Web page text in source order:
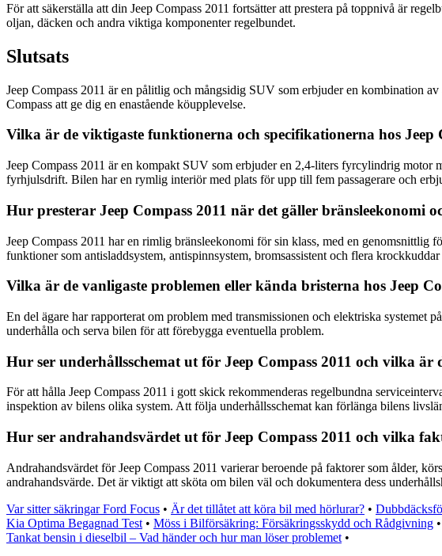
För att säkerställa att din Jeep Compass 2011 fortsätter att prestera på toppnivå är
oljan, däcken och andra viktiga komponenter regelbundet.
Slutsats
Jeep Compass 2011 är en pålitlig och mångsidig SUV som erbjuder en kombination
Compass att ge dig en enastående köupplevelse.
Vilka är de viktigaste funktionerna och specifikationerna hos Jeep
Jeep Compass 2011 är en kompakt SUV som erbjuder en 2,4-liters fyrcylindrig
fyrhjulsdrift. Bilen har en rymlig interiör med plats för upp till fem passagerare och
Hur presterar Jeep Compass 2011 när det gäller bränsleekonomi
Jeep Compass 2011 har en rimlig bränsleekonomi för sin klass, med en
funktioner som antisladdsystem, antispinnsystem, bromsassistent och flera
Vilka är de vanligaste problemen eller kända bristerna hos Jeep
En del ägare har rapporterat om problem med transmissionen och elektriska systemet
underhålla och serva bilen för att förebygga eventuella problem.
Hur ser underhållsschemat ut för Jeep Compass 2011 och vilka är
För att hålla Jeep Compass 2011 i gott skick rekommenderas regelbundna
inspektion av bilens olika system. Att följa underhållsschemat kan förlänga bilens
Hur ser andrahandsvärdet ut för Jeep Compass 2011 och vilka
Andrahandsvärdet för Jeep Compass 2011 varierar beroende på faktorer som ålder,
andrahandsvärde. Det är viktigt att sköta om bilen väl och dokumentera dess
Var sitter säkringar Ford Focus • Är det tillåtet att köra bil med hörlurar? •
Kia Optima Begagnad Test • Möss i Bilförsäkring: Försäkringsskydd och Rådgivning •
Tankat bensin i dieselbil – Vad händer och hur man löser problemet •